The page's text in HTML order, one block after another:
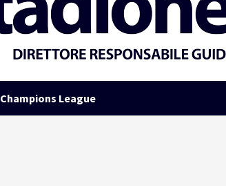
Champions League